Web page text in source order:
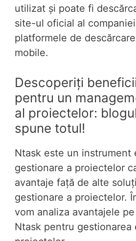
utilizat și poate fi
site-ul oficial al
platformele de
mobile.
Descoperiți
pentru un
al proiectelor:
spune totul!
Ntask este un instrument
gestionare a proiectelor
avantaje față de alte
gestionare a proiectelor.
vom analiza avantajele
Ntask pentru gestionarea